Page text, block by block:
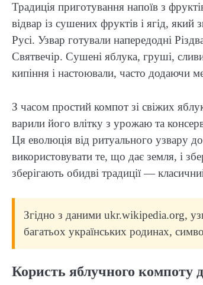
Традиція приготування напоїв з
відвар із сушених фруктів і ягід, який
Русі. Узвар готували напередодні
Святвечір. Сушені яблука, груші,
кипіння і настоювали, часто додаючи
З часом простий компот зі свіжих
варили його влітку з урожаю та
Ця еволюція від ритуального узвару
використовувати те, що дає земля, і
зберігають обидві традиції —
Згідно з даними ukr.wikipedia.org,
багатьох українських родинах,
Користь яблучного компоту